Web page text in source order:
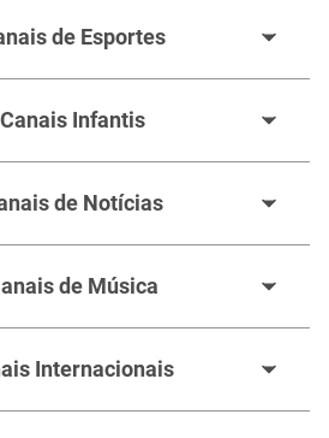
de Esportes
Infantis
de Notícias
de Música
Internacionais